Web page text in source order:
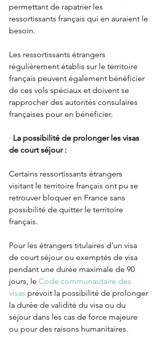
permettant de rapatrier les
ressortissants français qui en auraient le
besoin.
Les ressortissants étrangers
régulièrement établis sur le territoire
français peuvent également bénéficier
de ces vols spéciaux et doivent se
rapprocher des autorités consulaires
françaises pour en bénéficier.
· La possibilité de prolonger les visas
de court séjour :
Certains ressortissants étrangers
visitant le territoire français ont pu se
retrouver bloquer en France sans
possibilité de quitter le territoire
français.
Pour les étrangers titulaires d’un visa
de court séjour ou exemptés de visa
pendant une durée maximale de 90
jours, le Code communautaire des
visas prévoit la possibilité de prolonger
la durée de validité du visa ou du
séjour dans les cas de force majeure
ou pour des raisons humanitaires.